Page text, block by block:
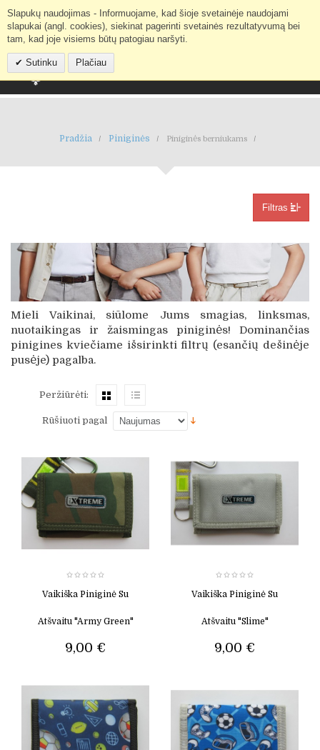
Mano paskyra IEŠKOTI
Slapukų naudojimas - Informuojame, kad šioje svetainėje naudojami
slapukai (angl. cookies), siekinat pagerinti svetainės rezultatyvumą bei
tam, kad joje visiems būtų patogiau naršyti.
Sutinku Plačiau
Pradžia Piniginės Piniginės berniukams
Filtras
Mieli Vaikinai, siūlome Jums smagias, linksmas,
nuotaikingas ir žaismingas piniginės! Dominančias
pinigines kviečiame išsirinkti filtrų (esančių dešinėje
pusėje) pagalba.
Peržiūrėti:
Rūšiuoti pagal
Vaikiška Piniginė Su
Atšvaitu "Army Green"
9,00 €
Vaikiška Piniginė Su
Atšvaitu "Slime"
9,00 €